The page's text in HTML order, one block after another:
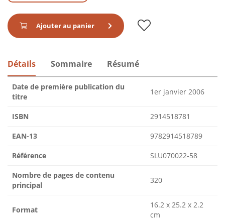
Ajouter au panier
Détails Sommaire Résumé
Date de première publication du
titre
1er janvier 2006
ISBN 2914518781
EAN-13 9782914518789
Référence SLU070022-58
Nombre de pages de contenu
principal
320
Format
16.2 x 25.2 x 2.2
cm